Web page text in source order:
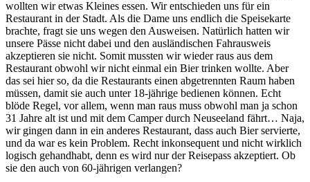
wollten wir etwas Kleines essen. Wir entschieden uns für ein
Restaurant in der Stadt. Als die Dame uns endlich die Speisekarte
brachte, fragt sie uns wegen den Ausweisen. Natürlich hatten wir
unsere Pässe nicht dabei und den ausländischen Fahrausweis
akzeptieren sie nicht. Somit mussten wir wieder raus aus dem
Restaurant obwohl wir nicht einmal ein Bier trinken wollte. Aber
das sei hier so, da die Restaurants einen abgetrennten Raum haben
müssen, damit sie auch unter 18-jährige bedienen können. Echt
blöde Regel, vor allem, wenn man raus muss obwohl man ja schon
31 Jahre alt ist und mit dem Camper durch Neuseeland fährt… Naja,
wir gingen dann in ein anderes Restaurant, dass auch Bier servierte,
und da war es kein Problem. Recht inkonsequent und nicht wirklich
logisch gehandhabt, denn es wird nur der Reisepass akzeptiert. Ob
sie den auch von 60-jährigen verlangen?